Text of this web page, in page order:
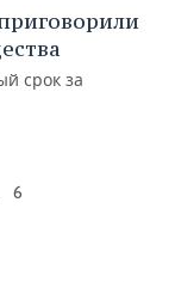
срок за
6